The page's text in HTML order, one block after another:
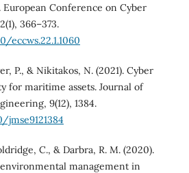
Conference on Cyber
366–373.
eccws.22.1.1060
P., & Nikitakos, N. (2021). Cyber
for maritime assets. Journal of
9(12), 1384.
C., & Darbra, R. M. (2020).
management in